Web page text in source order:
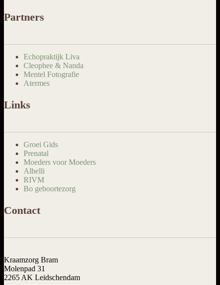
Partners
Echopraktijk Liva
Cleophee & Nanda
Mentel Fotografie
Atermes
Links
Groei Gids
Prenatal
Moeders voor Moeders
Albelli
RIVM
Bo geboortezorg
Contact
Kraamzorg Bram
Molenpad 31
2265 AK Leidschendam